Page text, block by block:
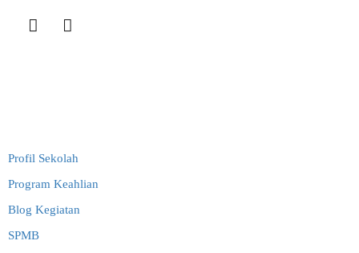
Profil Sekolah
Program Keahlian
Blog Kegiatan
SPMB